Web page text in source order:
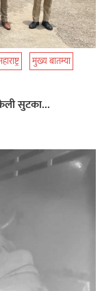
मुख्य बातम्या
केली सुटका…